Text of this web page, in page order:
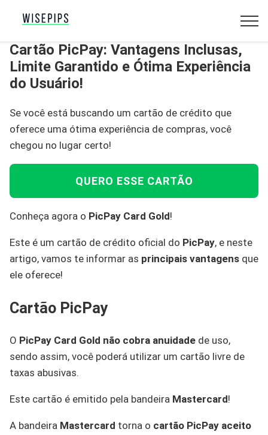
Cartão PicPay: Vantagens Inclusas,
Limite Garantido e Ótima Experiência
do Usuário!
Se você está buscando um cartão de crédito que
oferece uma ótima experiência de compras, você
chegou no lugar certo!
QUERO ESSE CARTÃO
Conheça agora o PicPay Card Gold!
Este é um cartão de crédito oficial do PicPay, e neste
artigo, vamos te informar as principais vantagens que
ele oferece!
Cartão PicPay
O PicPay Card Gold não cobra anuidade de uso,
sendo assim, você poderá utilizar um cartão livre de
taxas abusivas.
Este cartão é emitido pela bandeira Mastercard!
A bandeira Mastercard torna o cartão PicPay aceito